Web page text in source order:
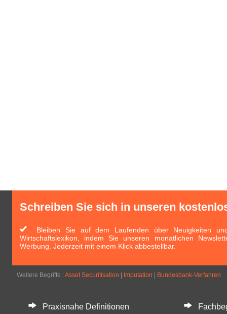
Schreiben Sie sich in unseren
Bleiben Sie auf dem Laufenden über Neuigkeiten
Wirtschaftslexikon, indem Sie unseren monatlichen
Werbung. Jederzeit mit einem Klick abbestellbar.
Weitere Begriffe : Asset Securitisation Imputation Bundesbank-Verfahren
Praxisnahe Definitionen